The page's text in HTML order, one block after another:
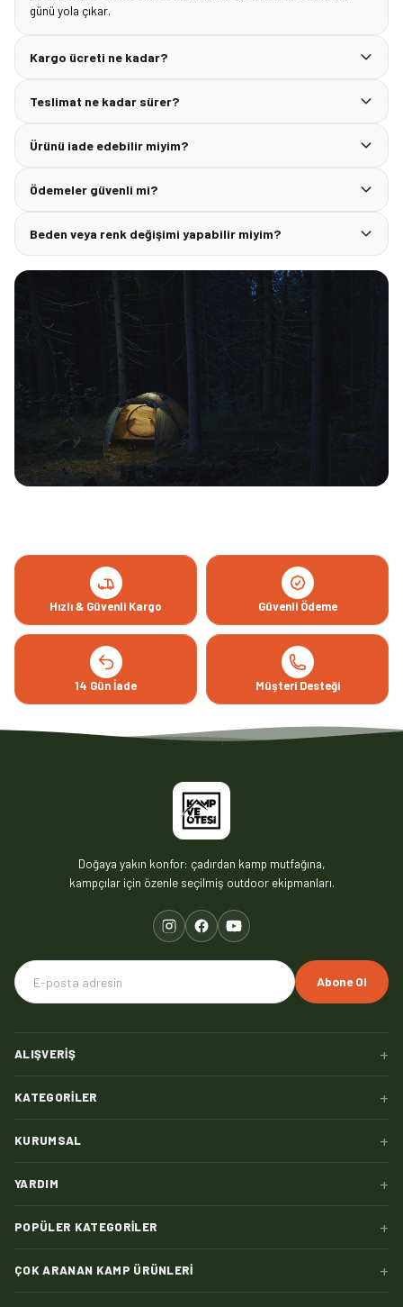
günü yola çıkar.
Kargo ücreti ne kadar?
Teslimat ne kadar sürer?
Ürünü iade edebilir miyim?
Ödemeler güvenli mi?
Beden veya renk değişimi yapabilir miyim?
Hızlı & Güvenli Kargo Güvenli Ödeme
14 Gün İade Müşteri Desteği
Doğaya yakın konfor: çadırdan kamp mutfağına,
kampçılar için özenle seçilmiş outdoor ekipmanları.
Abone Ol
ALIŞVERIŞ +
KATEGORILER +
KURUMSAL +
YARDIM +
POPÜLER KATEGORILER +
ÇOK ARANAN KAMP ÜRÜNLERI +